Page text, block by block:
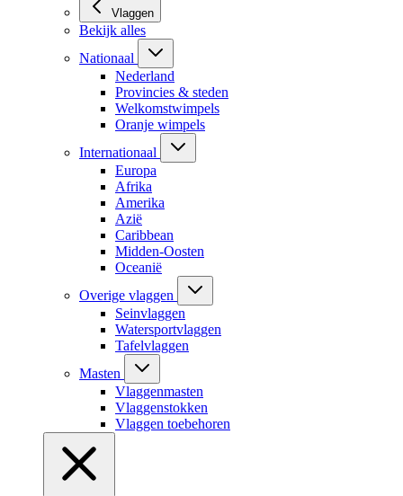
Vlaggen
Bekijk alles
Nationaal
Nederland
Provincies & steden
Welkomstwimpels
Oranje wimpels
Internationaal
Europa
Afrika
Amerika
Azië
Caribbean
Midden-Oosten
Oceanië
Overige vlaggen
Seinvlaggen
Watersportvlaggen
Tafelvlaggen
Masten
Vlaggenmasten
Vlaggenstokken
Vlaggen toebehoren